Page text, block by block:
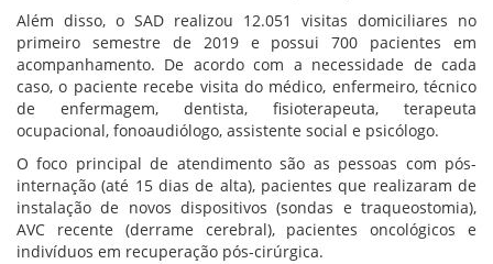
Além disso, o SAD realizou 12.051 visitas domiciliares no
primeiro semestre de 2019 e possui 700 pacientes em
acompanhamento. De acordo com a necessidade de cada
caso, o paciente recebe visita do médico, enfermeiro, técnico
de enfermagem, dentista, fisioterapeuta, terapeuta
ocupacional, fonoaudiólogo, assistente social e psicólogo.
O foco principal de atendimento são as pessoas com pós-
internação (até 15 dias de alta), pacientes que realizaram de
instalação de novos dispositivos (sondas e traqueostomia),
AVC recente (derrame cerebral), pacientes oncológicos e
indivíduos em recuperação pós-cirúrgica.